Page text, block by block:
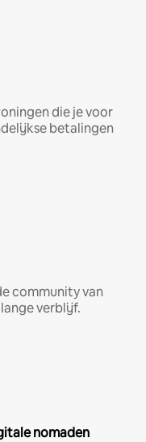
die je voor
betalingen
community van
verblijf.
nomaden